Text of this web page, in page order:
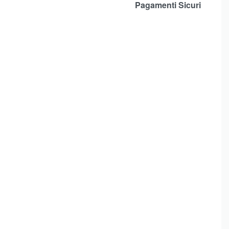
Pagamenti Sicuri